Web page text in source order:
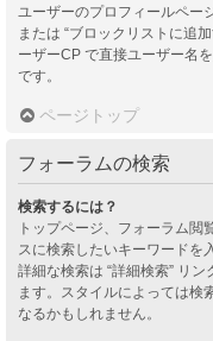
ユーザーのプロフィールペー
または “ブロックリストに追
ーザーCP で直接ユーザー名
です。
ページトップ
フォーラムの検索
検索するには？
トップページ、フォーラム閲
スに検索したいキーワードを
詳細な検索は “詳細検索” リ
ます。スタイルによっては検
なるかもしれません。